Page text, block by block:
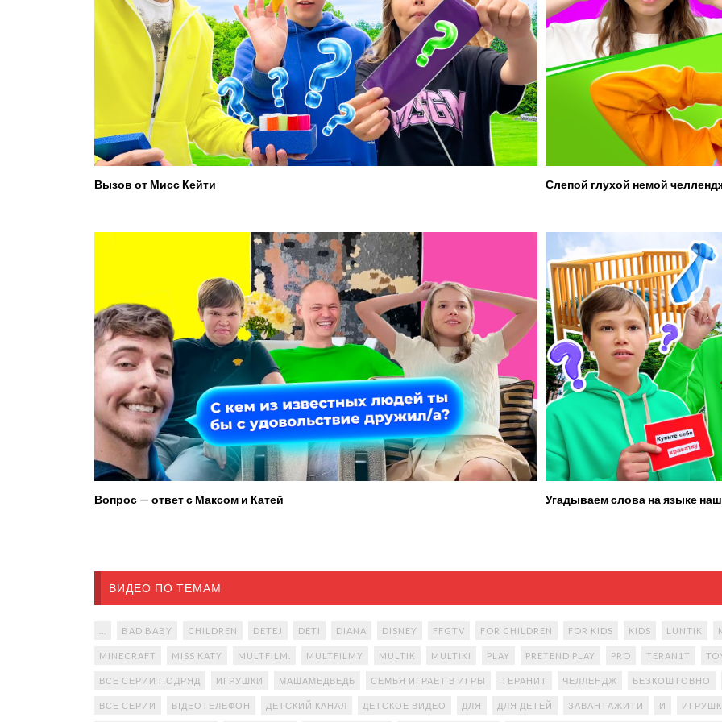
Вызов от Мисс Кейти Слепой глухой немой
Вопрос — ответ с Максом и Катей Угадываем слова на языке
ВИДЕО ПО ТЕМАМ
BAD BABY CHILDREN DETEJ DETI DIANA DISNEY FFGTV FOR CHILDREN FOR KIDS KIDS LUNTIK
MINECRAFT MISS KATY MULTFILM. MULTFILMY MULTIK MULTIKI PLAY PRETEND PLAY PRO TERAN1T
ВСЕ СЕРИИ ПОДРЯД ИГРУШКИ МАШАМЕДВЕДЬ СЕМЬЯ ИГРАЕТ В ИГРЫ ТЕРАНИТ ЧЕЛЛЕНДЖ БЕЗКОШТОВНО
ВСЕ СЕРИИ ВІДЕОТЕЛЕФОН ДЕТСКИЙ КАНАЛ ДЕТСКОЕ ВИДЕО ДЛЯ ДЛЯ ДЕТЕЙ ЗАВАНТАЖИТИ И